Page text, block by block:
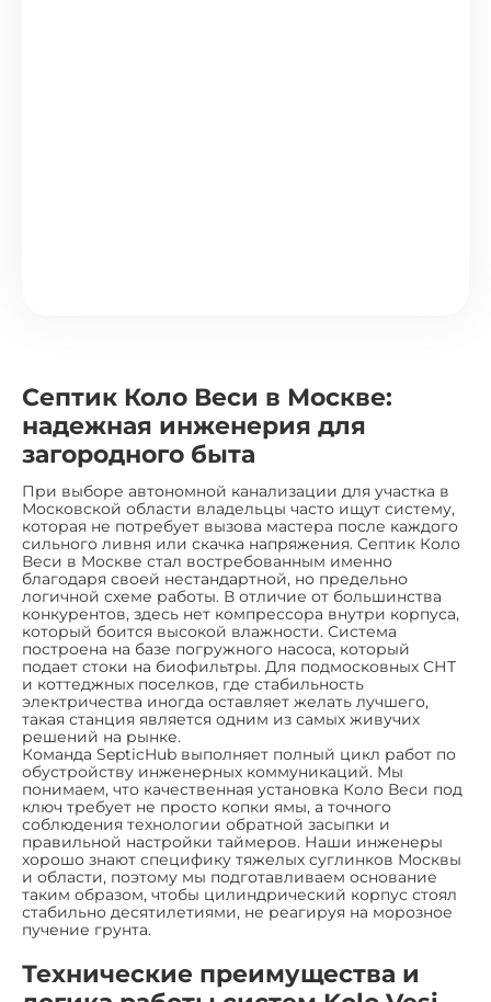
Септик Коло Веси в Москве:
надежная инженерия для
загородного быта
При выборе автономной канализации для участка в
Московской области владельцы часто ищут систему,
которая не потребует вызова мастера после каждого
сильного ливня или скачка напряжения. Септик Коло
Веси в Москве стал востребованным именно
благодаря своей нестандартной, но предельно
логичной схеме работы. В отличие от большинства
конкурентов, здесь нет компрессора внутри корпуса,
который боится высокой влажности. Система
построена на базе погружного насоса, который
подает стоки на биофильтры. Для подмосковных СНТ
и коттеджных поселков, где стабильность
электричества иногда оставляет желать лучшего,
такая станция является одним из самых живучих
решений на рынке.
Команда SepticHub выполняет полный цикл работ по
обустройству инженерных коммуникаций. Мы
понимаем, что качественная установка Коло Веси под
ключ требует не просто копки ямы, а точного
соблюдения технологии обратной засыпки и
правильной настройки таймеров. Наши инженеры
хорошо знают специфику тяжелых суглинков Москвы
и области, поэтому мы подготавливаем основание
таким образом, чтобы цилиндрический корпус стоял
стабильно десятилетиями, не реагируя на морозное
пучение грунта.
Технические преимущества и